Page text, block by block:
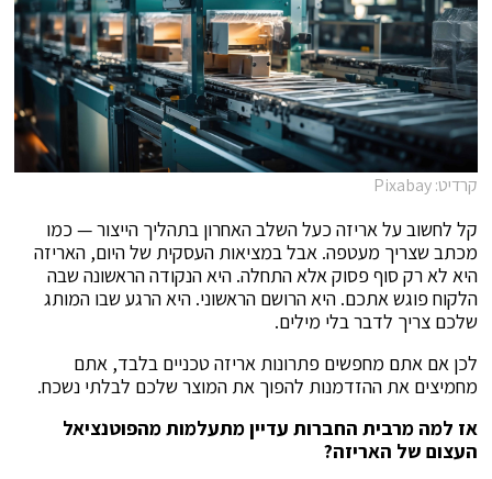
קרדיט: Pixabay
קל לחשוב על אריזה כעל השלב האחרון בתהליך הייצור — כמו
מכתב שצריך מעטפה. אבל במציאות העסקית של היום, האריזה
היא לא רק סוף פסוק אלא התחלה. היא הנקודה הראשונה שבה
הלקוח פוגש אתכם. היא הרושם הראשוני. היא הרגע שבו המותג
שלכם צריך לדבר בלי מילים.
לכן אם אתם מחפשים פתרונות אריזה טכניים בלבד, אתם
מחמיצים את ההזדמנות להפוך את המוצר שלכם לבלתי נשכח.
אז למה מרבית החברות עדיין מתעלמות מהפוטנציאל
העצום של האריזה?